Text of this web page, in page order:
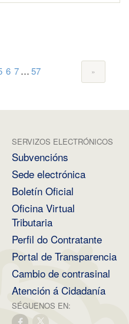
6 7 ...57
SERVIZOS ELECTRÓNICOS
Subvencións
Sede electrónica
Boletín Oficial
Oficina Virtual
Tributaria
Perfil do Contratante
Portal de Transparencia
Cambio de contrasinal
Atención á Cidadanía
SÉGUENOS EN: